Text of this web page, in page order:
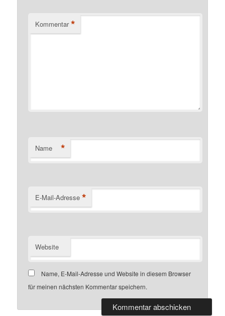
Kommentar *
Name *
E-Mail-Adresse *
Website
Name, E-Mail-Adresse und Website in diesem Browser
für meinen nächsten Kommentar speichern.